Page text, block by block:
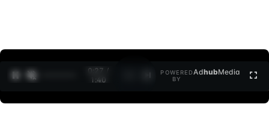
0:27 /
1:40
POWERED
BY
AdhubMedia